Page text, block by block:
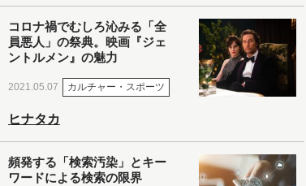
コロナ禍でむしろ沁みる「全
員悪人」の祭典。映画『ジェ
ントルメン』の魅力
2021.05.07 カルチャー・スポーツ
ヒナタカ
頻発する「検索汚染」とキー
ワードによる検索の限界